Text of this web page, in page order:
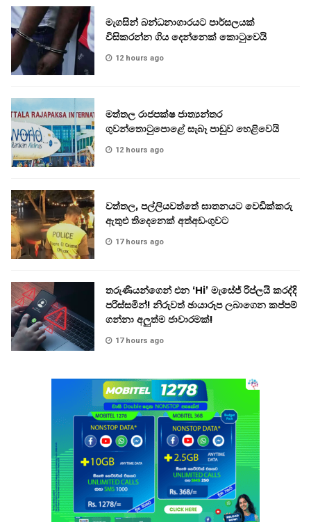
මැගසින් බන්ධනාගාරයට පාර්සලයක්
විසිකරන්න ගිය දෙන්නෙක් කොටුවෙයි
12 hours ago
මත්තල රාජපක්ෂ ජාත්‍යන්තර
ගුවන්තොටුපොළේ සැබෑ පාඩුව හෙළිවෙයි
12 hours ago
වත්තල, පල්ලියවත්තේ ඝාතනයට වෙඩික්කරු
ඇතුළු තිදෙනෙක් අත්අඩංගුවට
17 hours ago
තරුණියන්ගෙන් එන ‘Hi’ මැසේජ් රිප්ලයි කරද්දි
පරිස්සමින්! නිරුවත් ඡායාරූප ලබාගෙන කප්පම්
ගන්නා අලුත්ම ජාවාරමක්!
17 hours ago